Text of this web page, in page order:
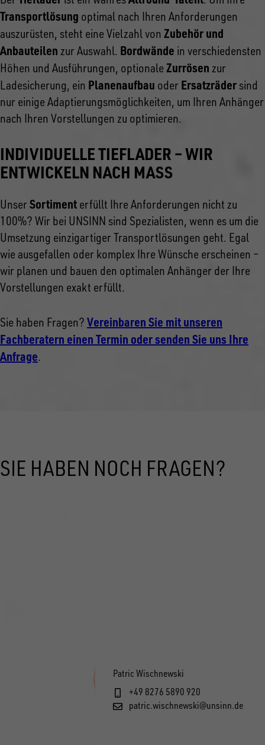
Transportlösung optimal nach Ihren Anforderungen
auszurüsten, steht eine Vielzahl von Zubehör und
Anbauteilen zur Auswahl. Bordwände in verschiedensten
Höhen und Ausführungen, optionale Zurrösen zur
Ladesicherung, ein Planenaufbau oder Ersatzräder sind
nur einige Adaptierungsmöglichkeiten, um Ihren Anhänger
nach Ihren Vorstellungen zu optimieren.
INDIVIDUELLE TIEFLADER – WIR
ENTWICKELN NACH MASS
UnserSortiment erfüllt Ihre Anforderungen nicht zu
100%? Wir bei UNSINN sind Spezialisten, wenn es um die
Umsetzung einzigartiger Transportlösungen geht. Egal
wie ausgefallen oder komplex Ihre Wünsche erscheinen –
wir planen und bauen den optimalen Anhänger der Ihre
Vorstellungen exakt erfüllt.
Sie haben Fragen? Vereinbaren Sie mit unseren
Fachberatern einen Termin oder senden Sie uns Ihre
Anfrage.
SIE HABEN NOCH FRAGEN?
Patric Wischnewski
+49 8276 5890 920
patric.wischnewski@unsinn.de